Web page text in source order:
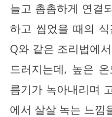
늘고 촘촘하게 연결
하고 씹었을 때의
Q와 같은 조리법에
드러지는데, 높은
름기가 녹아내리며
에서 살살 녹는 느낌